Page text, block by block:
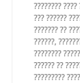
????????
??? ??????
??????? ??
??????,
????????
?????? ??
?????????